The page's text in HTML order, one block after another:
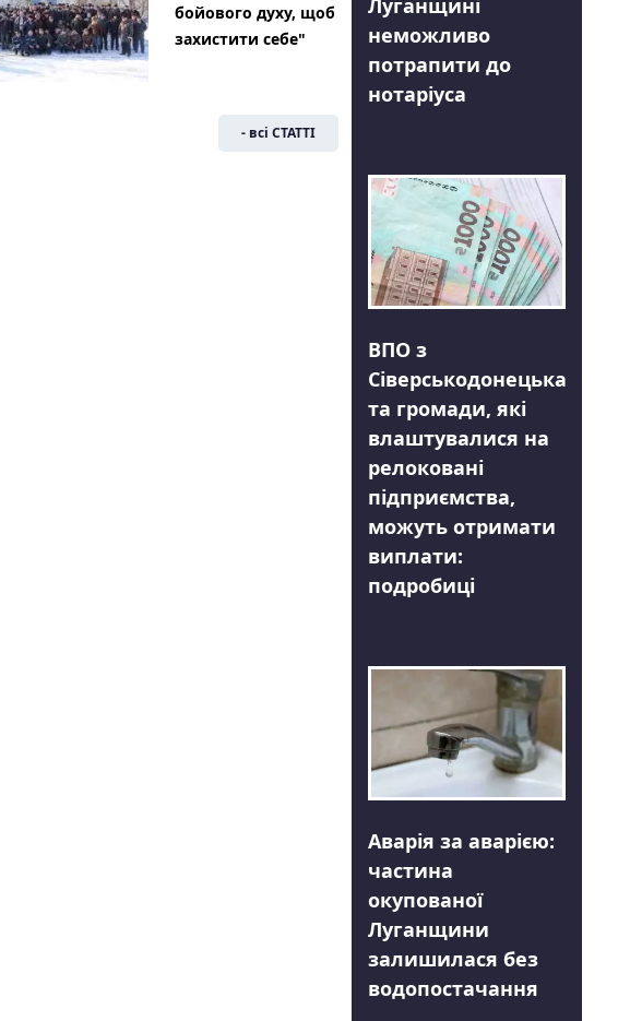
бойового духу, щоб
захистити себе"
- всі СТАТТІ
Луганщині
неможливо
потрапити до
нотаріуса
ВПО з
Сіверськодонецька
та громади, які
влаштувалися на
релоковані
підприємства,
можуть отримати
виплати:
подробиці
Аварія за аварією:
частина
окупованої
Луганщини
залишилася без
водопостачання